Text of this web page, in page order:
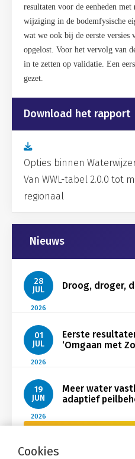
resultaten voor de eenheden
wijziging in de bodemfysische
wat we ook bij de eerste versies
opgelost. Voor het vervolg van
in te zetten op validatie. Een
gezet.
Download het rapport
Opties binnen
Van WWL-tabel 2.0.0 tot
regionaal
Gerelateerd
Nieuws
28
JUL
2026
Droog, droger,
01
JUL
2026
Eerste
‘Omgaan met
19
JUN
2026
Meer water
adaptief
Cookies